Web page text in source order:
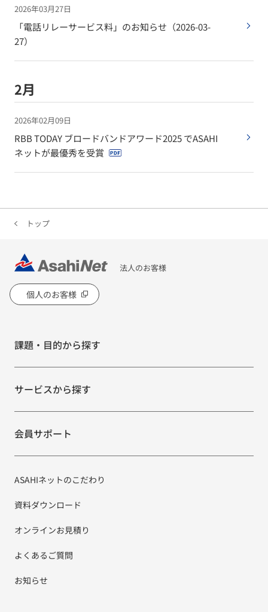
2026年03月27日
「電話リレーサービス料」のお知らせ（2026-03-
27）
2月
2026年02月09日
RBB TODAY ブロードバンドアワード2025 でASAHI
ネットが最優秀を受賞
トップ
法人のお客様
個人のお客様
課題・目的から探す
サービスから探す
会員サポート
ASAHIネットのこだわり
資料ダウンロード
オンラインお見積り
よくあるご質問
お知らせ